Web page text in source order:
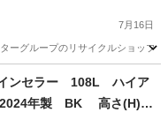
(cm)
7月16日
ーグループのリサイクルショッ
インセラー 108L ハイア
年製 BK 高さ(H)8
(D)58.5cm